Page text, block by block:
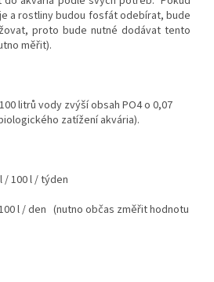
a rostliny budou fosfát odebírat, bude
proto bude nutné dodávat tento
měřit).
litrů vody zvýší obsah PO4 o 0,07
zatížení akvária).
/ 100 l / týden
100 l / den (nutno občas změřit hodnotu